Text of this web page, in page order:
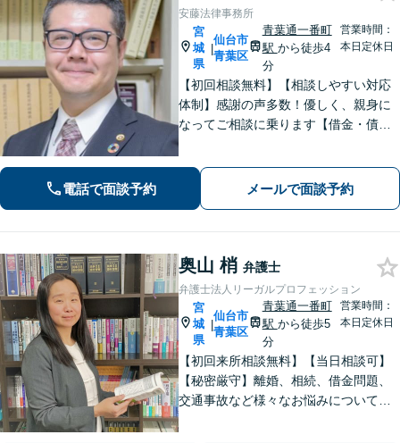
安藤法律事務所
宮
城
県
|
仙台市
青葉区
青葉通一番町
駅 から徒歩4
分
営業時間：
本日定休日
【初回相談無料】【相談しやすい対応
体制】感謝の声多数！優しく、親身に
なってご相談に乗ります【借金・債務
ートを【離婚問題】男性側からの相談
実績が豊富です【青葉通一番町駅4分】
電話で面談予約 メールで面談予約
奥山 梢 弁護士
弁護士法人リーガルプロフェッション
宮
城
県
|
仙台市
青葉区
青葉通一番町
駅 から徒歩5
分
営業時間：
本日定休日
【初回来所相談無料】【当日相談可】
【秘密厳守】離婚、相続、借金問題、
交通事故など様々なお悩みについて、